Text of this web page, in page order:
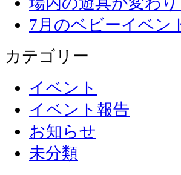
7月のベビーイベン
カテゴリー
イベント
イベント報告
お知らせ
未分類